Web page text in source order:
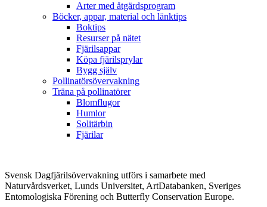
Arter med åtgärdsprogram
Böcker, appar, material och länktips
Boktips
Resurser på nätet
Fjärilsappar
Köpa fjärilsprylar
Bygg själv
Pollinatörsövervakning
Träna på pollinatörer
Blomflugor
Humlor
Solitärbin
Fjärilar
Svensk Dagfjärilsövervakning utförs i samarbete med
Naturvårdsverket, Lunds Universitet, ArtDatabanken, Sveriges
Entomologiska Förening och Butterfly Conservation Europe.